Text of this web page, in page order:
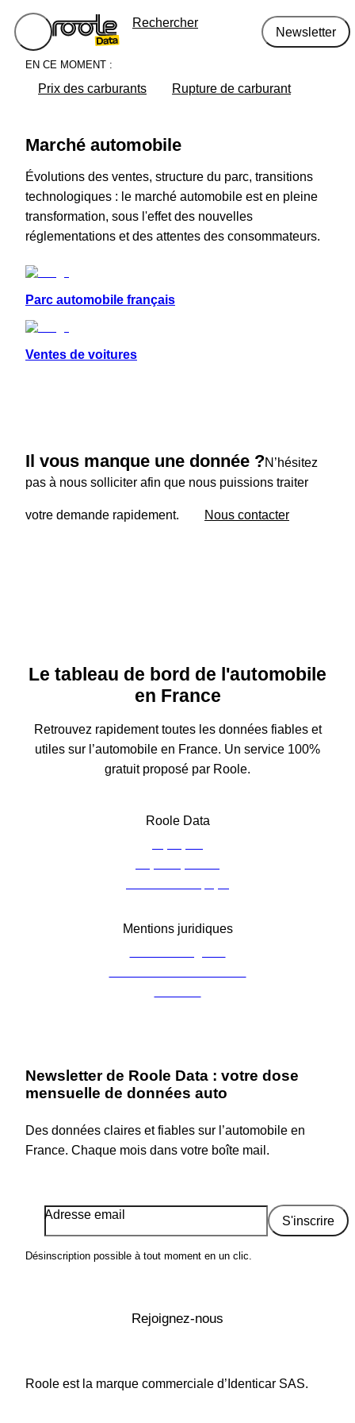
Rechercher
Newsletter
EN CE MOMENT :
Prix des carburants Rupture de carburant
Marché automobile
Évolutions des ventes, structure du parc, transitions
technologiques : le marché automobile est en pleine
transformation, sous l'effet des nouvelles
réglementations et des attentes des consommateurs.
Parc automobile français
Ventes de voitures
Il vous manque une donnée ?N’hésitez
pas à nous solliciter afin que nous puissions traiter
votre demande rapidement. Nous contacter
Le tableau de bord de l'automobile
en France
Retrouvez rapidement toutes les données fiables et
utiles sur l’automobile en France. Un service 100%
gratuit proposé par Roole.
Roole Data
Mentions juridiques
Newsletter de Roole Data : votre dose
mensuelle de données auto
Des données claires et fiables sur l’automobile en
France. Chaque mois dans votre boîte mail.
S'inscrire
Adresse email
Désinscription possible à tout moment en un clic.
Rejoignez-nous
Roole est la marque commerciale d’Identicar SAS.